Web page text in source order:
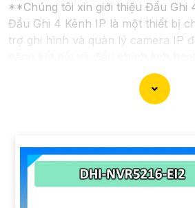
**Chúng tôi xin giới thiệu Đầu Ghi
Đầu Ghi 4 Kênh IP là một thiết bị
trợ ghi hình và quản lý camera IP
tưởng cho hệ thống giám sát an
**Đặc điểm:**- Hỗ trợ ghi hình độ
nối dễ dàng với mạng LAN- Hỗ trợ
**Ứng dụng:**- Hệ thống giám sát
đình, văn phòng, cửa hàng- Giám
Hãy liên hệ với chúng tôi ngay để